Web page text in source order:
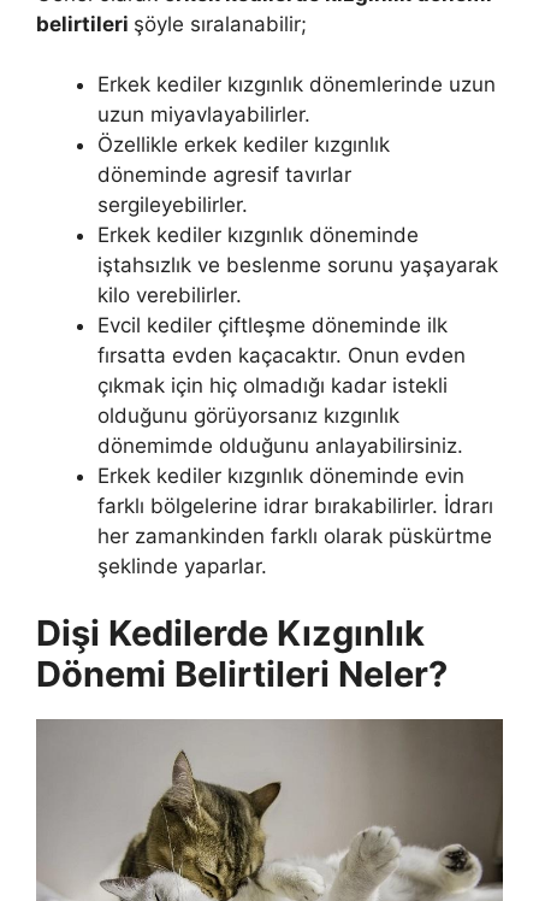
belirtileri şöyle sıralanabilir;
Erkek kediler kızgınlık dönemlerinde uzun
uzun miyavlayabilirler.
Özellikle erkek kediler kızgınlık
döneminde agresif tavırlar
sergileyebilirler.
Erkek kediler kızgınlık döneminde
iştahsızlık ve beslenme sorunu yaşayarak
kilo verebilirler.
Evcil kediler çiftleşme döneminde ilk
fırsatta evden kaçacaktır. Onun evden
çıkmak için hiç olmadığı kadar istekli
olduğunu görüyorsanız kızgınlık
dönemimde olduğunu anlayabilirsiniz.
Erkek kediler kızgınlık döneminde evin
farklı bölgelerine idrar bırakabilirler. İdrarı
her zamankinden farklı olarak püskürtme
şeklinde yaparlar.
Dişi Kedilerde Kızgınlık
Dönemi Belirtileri Neler?